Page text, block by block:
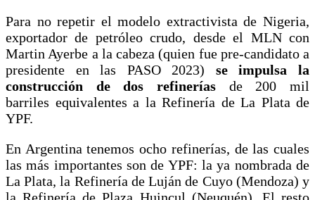
Para no repetir el modelo extractivista de Nigeria,
exportador de petróleo crudo, desde el MLN con
Martin Ayerbe a la cabeza (quien fue pre-candidato a
presidente en las PASO 2023) se impulsa la
construcción de dos refinerías de 200 mil
barriles equivalentes a la Refinería de La Plata de
YPF.
En Argentina tenemos ocho refinerías, de las cuales
las más importantes son de YPF: la ya nombrada de
La Plata, la Refinería de Luján de Cuyo (Mendoza) y